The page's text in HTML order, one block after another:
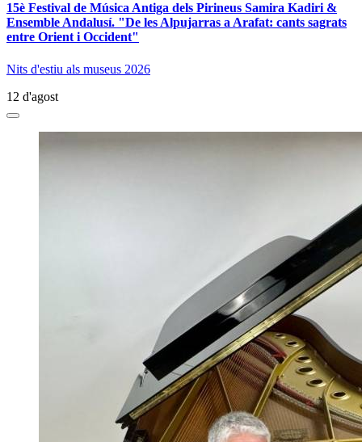
15è Festival de Música Antiga dels Pirineus Samira Kadiri &
Ensemble Andalusí. "De les Alpujarras a Arafat: cants sagrats
entre Orient i Occident"
Nits d'estiu als museus 2026
12 d'agost